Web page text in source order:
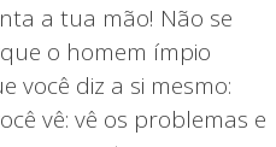
a tua mão! Não se
o homem ímpio
você diz a si mesmo:
vê: vê os problemas e